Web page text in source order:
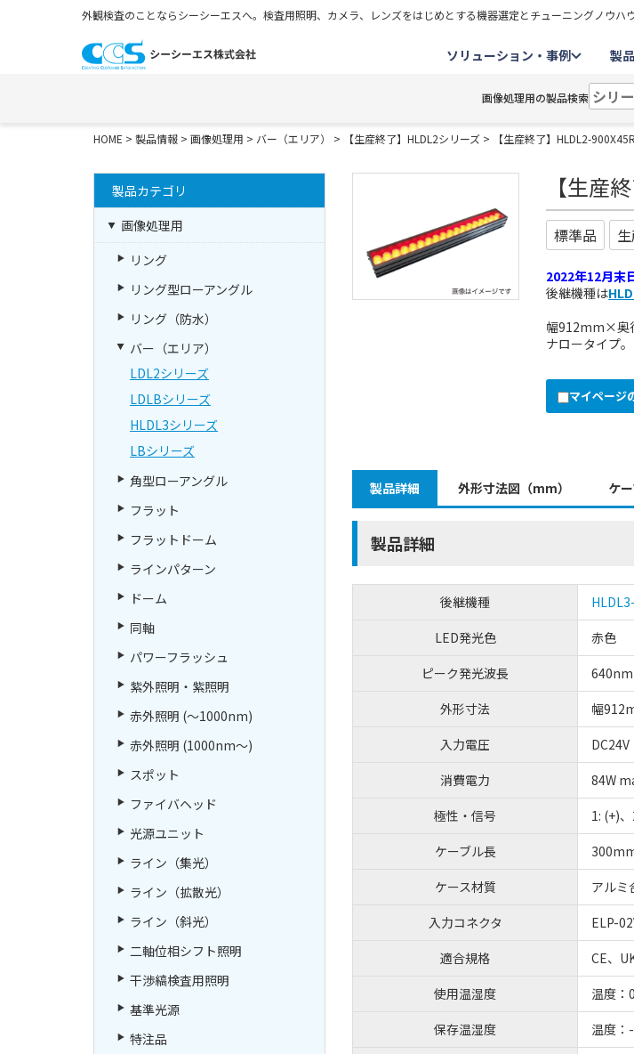
外観検査のことならシーシーエスへ。検査用照明、カメラ、レンズをはじめとする機器選定とチューニングノウハ
ソリューション・事例 製
画像処理用の製品検索
HOME > 製品情報 > 画像処理用 > バー（エリア） > 【生産終了】HLDL2シリーズ > 【生産終了】HLDL2-
【生産
標準品
2022年12月末
後継機種は
幅912mm×奥
ナロータイプ。
マイページ
製品詳細 外形寸法図（mm） ケ
製品詳細
後継機種
LED発光色
赤色
ピーク発光波長
外形寸法
幅
入力電圧
DC24V
消費電力
84W
極性・信号
1: (+)
ケーブル長
ケース材質
アルミ
入力コネクタ
ELP-
適合規格
CE、
使用温湿度
温度：
保存温湿度
温度：
製品カテゴリ
画像処理用
リング
リング型ローアングル
リング（防水）
バー（エリア）
LDL2シリーズ
LDLBシリーズ
HLDL3シリーズ
LBシリーズ
角型ローアングル
フラット
フラットドーム
ラインパターン
ドーム
同軸
パワーフラッシュ
紫外照明・紫照明
赤外照明 (～1000nm)
赤外照明 (1000nm～)
スポット
ファイバヘッド
光源ユニット
ライン（集光）
ライン（拡散光）
ライン（斜光）
二軸位相シフト照明
干渉縞検査用照明
基準光源
特注品